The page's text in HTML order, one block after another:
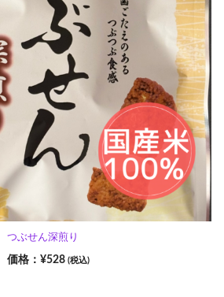
つぶせん深煎り
¥528 (税込)